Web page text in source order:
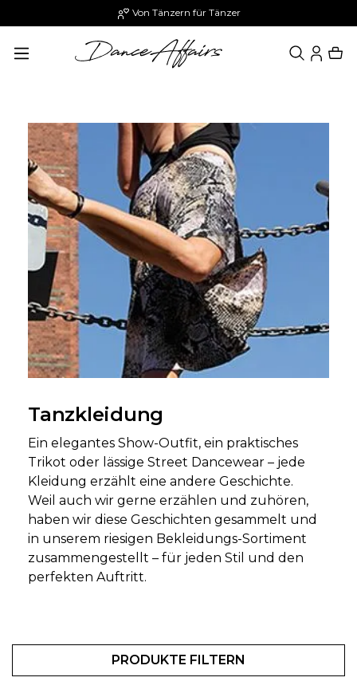
Von Tänzern für Tänzer
Tanzkleidung
Ein elegantes Show-Outfit, ein praktisches
Trikot oder lässige Street Dancewear – jede
Kleidung erzählt eine andere Geschichte.
Weil auch wir gerne erzählen und zuhören,
haben wir diese Geschichten gesammelt und
in unserem riesigen Bekleidungs-Sortiment
zusammengestellt – für jeden Stil und den
perfekten Auftritt.
PRODUKTE FILTERN